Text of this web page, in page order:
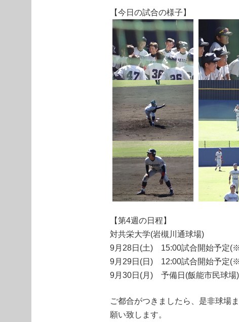
【今日の試合の様子】
【第4週の日程】
対共栄大学(岩槻川通球場)
9月28日(土) 15:00試合開始予定
9月29日(日) 12:00試合開始予定
9月30日(月) 予備日(飯能市民球場)
ご都合がつきましたら、是非球場
願い致します。